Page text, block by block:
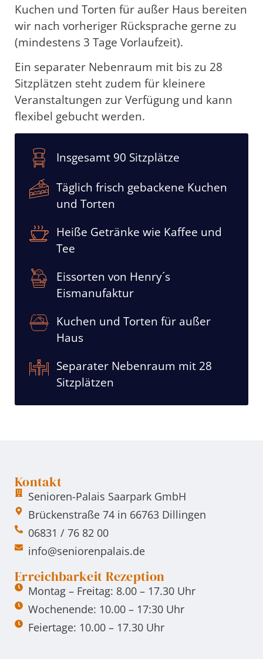
Kuchen und Torten für außer Haus bereiten
wir nach vorheriger Rücksprache gerne zu
(mindestens 3 Tage Vorlaufzeit).
Ein separater Nebenraum mit bis zu 28
Sitzplätzen steht zudem für kleinere
Veranstaltungen zur Verfügung und kann
flexibel gebucht werden.
Insgesamt 90 Sitzplätze
Täglich frisch gebackene Kuchen
und Torten
Heiße Getränke wie Kaffee und
Tee
Eissorten von Henry´s
Eismanufaktur
Kuchen und Torten für außer
Haus
Separater Nebenraum mit 28
Sitzplätzen
Kontakt
Senioren-Palais Saarpark GmbH
Brückenstraße 74 in 66763 Dillingen
06831 / 76 82 00
info@seniorenpalais.de
Erreichbarkeit Rezeption
Montag – Freitag: 8.00 – 17.30 Uhr
Wochenende: 10.00 – 17:30 Uhr
Feiertage: 10.00 – 17.30 Uhr